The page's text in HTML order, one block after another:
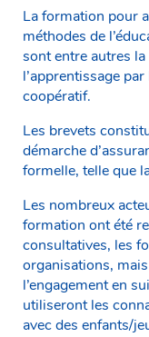
La formation pour
méthodes de
sont entre autres
l’apprentissage
coopératif.
Les brevets
démarche
formelle, telle que
Les nombreux
formation ont été
consultatives, les
organisations,
l’engagement en
utiliseront les
avec des enfants/